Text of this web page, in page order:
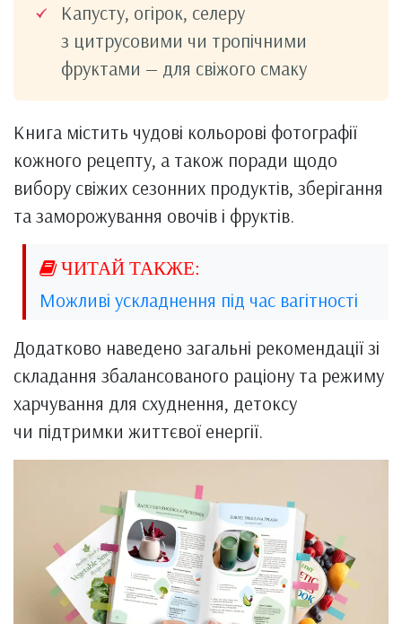
Капусту, огірок, селеру
з цитрусовими чи тропічними
фруктами — для свіжого смаку
Книга містить чудові кольорові фотографії
кожного рецепту, а також поради щодо
вибору свіжих сезонних продуктів, зберігання
та заморожування овочів і фруктів.
Можливі ускладнення під час вагітності
Додатково наведено загальні рекомендації зі
складання збалансованого раціону та режиму
харчування для схуднення, детоксу
чи підтримки життєвої енергії.